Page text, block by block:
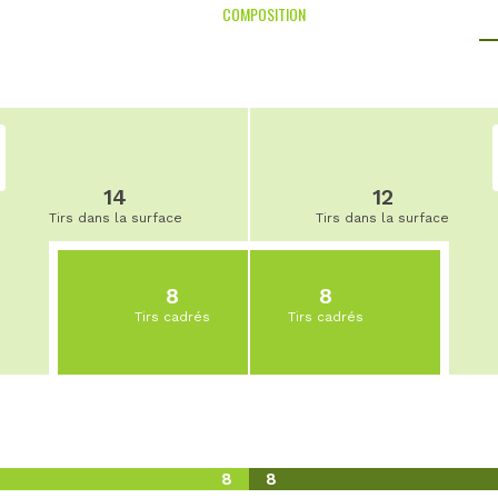
COMPOSITION
14
Tirs dans la surface
8
Tirs cadrés
12
Tirs dans la surface
8
Tirs cadrés
8 8